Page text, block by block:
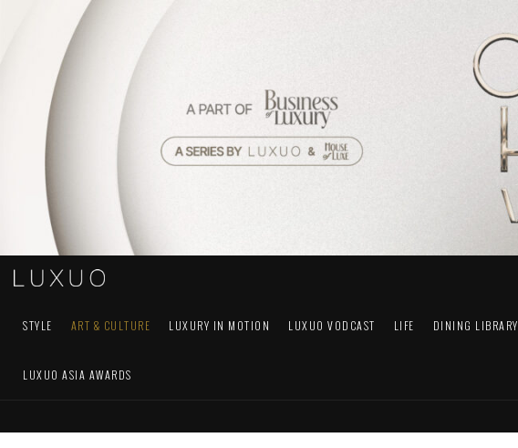
STYLE ART & CULTURE LUXURY IN MOTION LUXUO VODCAST LIFE DINING LIBRARY
LUXUO ASIA AWARDS